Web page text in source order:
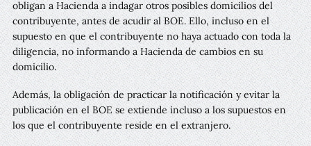
obligan a Hacienda a indagar otros posibles domicilios del
contribuyente, antes de acudir al BOE. Ello, incluso en el
supuesto en que el contribuyente no haya actuado con toda la
diligencia, no informando a Hacienda de cambios en su
domicilio.
Además, la obligación de practicar la notificación y evitar la
publicación en el BOE se extiende incluso a los supuestos en
los que el contribuyente reside en el extranjero.